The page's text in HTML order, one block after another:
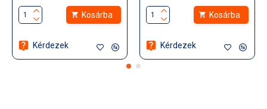
Kosárba
Kérdezek
Kosárba
Kérdezek